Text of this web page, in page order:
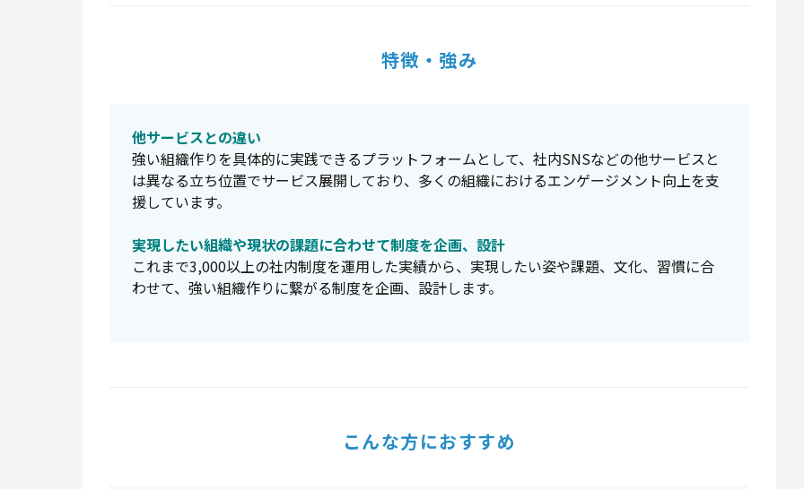
特徴・強み
他サービスとの違い
強い組織作りを具体的に実践できるプラットフォームとして、社内SNSなどの他サービスと
は異なる立ち位置でサービス展開しており、多くの組織におけるエンゲージメント向上を支
援しています。
実現したい組織や現状の課題に合わせて制度を企画、設計
これまで3,000以上の社内制度を運用した実績から、実現したい姿や課題、文化、習慣に合
わせて、強い組織作りに繋がる制度を企画、設計します。
こんな方におすすめ